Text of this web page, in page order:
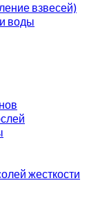
взвесей)
воды
жесткости